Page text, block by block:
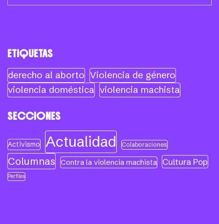
ETIQUETAS
derecho al aborto Violencia de género
violencia doméstica violencia machista
SECCIONES
Activismo Actualidad Colaboraciones
Columnas Contra la violencia machista Cultura Pop
Perfiles